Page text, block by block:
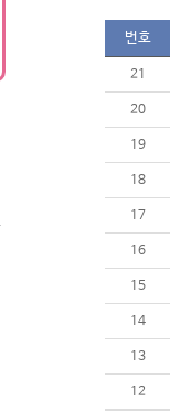
번호
21
20
19
18
17
16
15
14
13
12